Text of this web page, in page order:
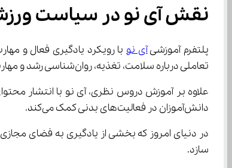
نقش آی‌ نو در سیاست ورزش دانش آموزی و استعدادیابی در مدارس
پلتفرم آموزشی آی نو
تعاملی درباره سلامت، تغذیه، روان‌شناسی رشد و مهارت‌های فردی، دانش‌آموزان را برای داشتن سبک زندگی سالم‌تر آماده می‌کند.
دانش‌آموزان در فعالیت‌های بدنی کمک می‌کند.
سازد.